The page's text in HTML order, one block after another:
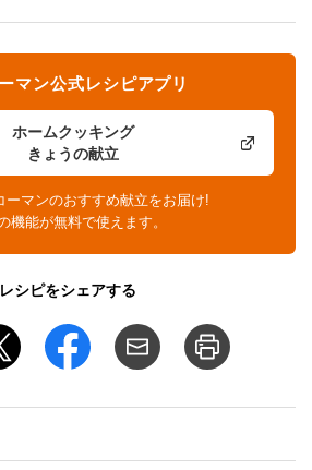
ホームクッキング
きょうの献立
マン公式レシピアプリ
ーマンのおすすめ献立をお届け!
機能が無料で使えます。
レシピをシェアする